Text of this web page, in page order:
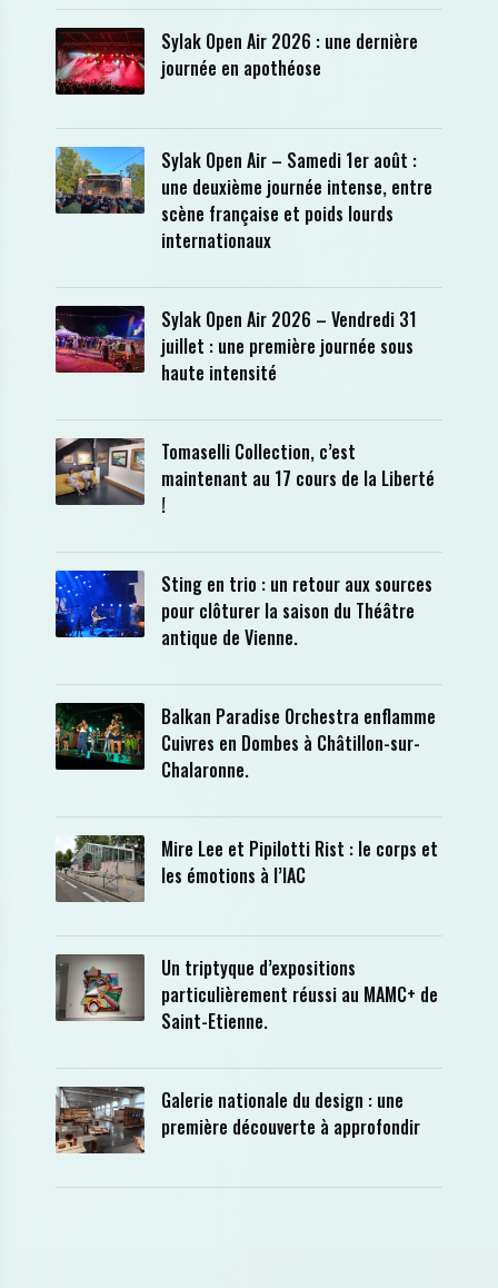
Sylak Open Air 2026 : une dernière
journée en apothéose
Sylak Open Air – Samedi 1er août :
une deuxième journée intense, entre
scène française et poids lourds
internationaux
Sylak Open Air 2026 – Vendredi 31
juillet : une première journée sous
haute intensité
Tomaselli Collection, c’est
maintenant au 17 cours de la Liberté
!
Sting en trio : un retour aux sources
pour clôturer la saison du Théâtre
antique de Vienne.
Balkan Paradise Orchestra enflamme
Cuivres en Dombes à Châtillon-sur-
Chalaronne.
Mire Lee et Pipilotti Rist : le corps et
les émotions à l’IAC
Un triptyque d’expositions
particulièrement réussi au MAMC+ de
Saint-Etienne.
Galerie nationale du design : une
première découverte à approfondir